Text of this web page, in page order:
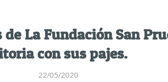
de La Fundación San
con sus pajes.
22/05/2020